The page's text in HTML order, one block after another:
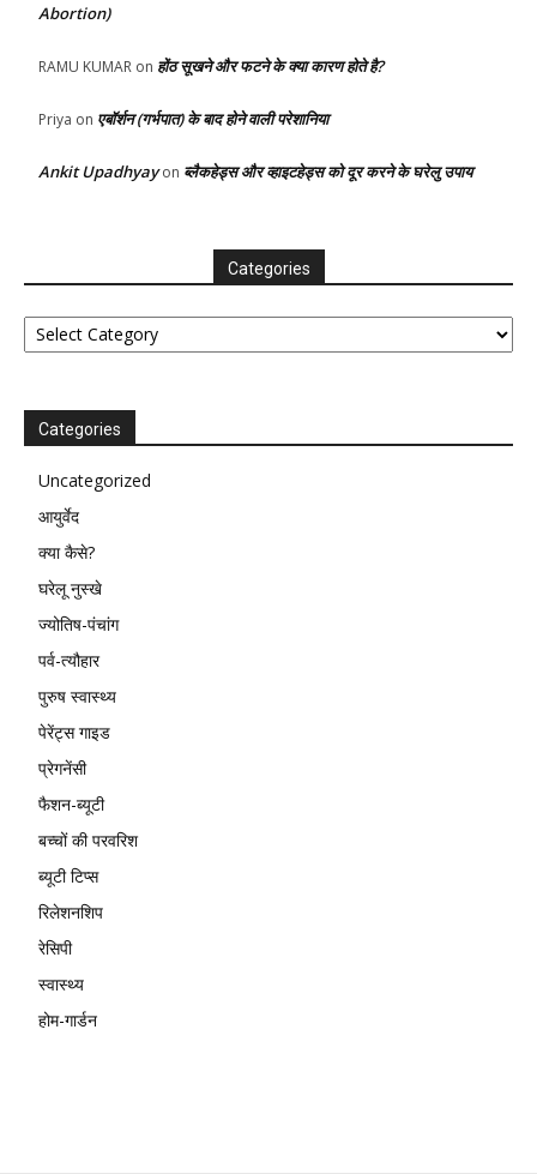
Abortion)
RAMU KUMAR on होंठ सूखने और फटने के क्या कारण होते है?
Priya on एबॉर्शन (गर्भपात) के बाद होने वाली परेशानिया
Ankit Upadhyayon ब्लैकहेड्स और व्हाइटहेड्स को दूर करने के घरेलु उपाय
Categories
Categories
Categories
Uncategorized
आयुर्वेद
क्या कैसे?
घरेलू नुस्खे
ज्योतिष-पंचांग
पर्व-त्यौहार
पुरुष स्वास्थ्य
पेरेंट्स गाइड
प्रेगनेंसी
फैशन-ब्यूटी
बच्चों की परवरिश
ब्यूटी टिप्स
रिलेशनशिप
रेसिपी
स्वास्थ्य
होम-गार्डन